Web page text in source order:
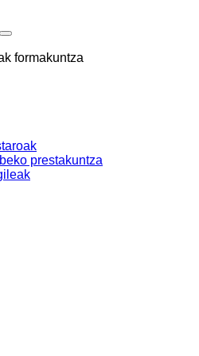
prestakuntza